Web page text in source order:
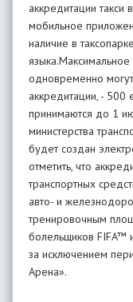
аккредитации такси
мобильное
наличие в
одновременно
аккредитации, - 500
принимаются до 1
министерства
будет создан
отметить, что
транспортных
авто- и
тренировочным
болельщиков FIFA™
за исключением
Арена».